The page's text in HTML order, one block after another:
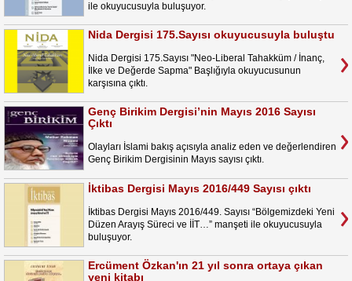
ile okuyucusuyla buluşuyor.
Nida Dergisi 175.Sayısı okuyucusuyla buluştu
Nida Dergisi 175.Sayısı "Neo-Liberal Tahakküm / İnanç,
İlke ve Değerde Sapma" Başlığıyla okuyucusunun
karşısına çıktı.
Genç Birikim Dergisi’nin Mayıs 2016 Sayısı
Çıktı
Olayları İslami bakış açısıyla analiz eden ve değerlendiren
Genç Birikim Dergisinin Mayıs sayısı çıktı.
İktibas Dergisi Mayıs 2016/449 Sayısı çıktı
İktibas Dergisi Mayıs 2016/449. Sayısı “Bölgemizdeki Yeni
Düzen Arayış Süreci ve İİT…” manşeti ile okuyucusuyla
buluşuyor.
Ercüment Özkan'ın 21 yıl sonra ortaya çıkan
yeni kitabı